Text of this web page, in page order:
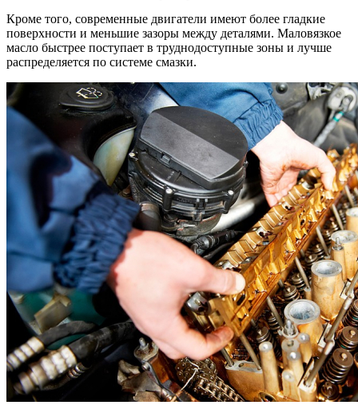
Кроме того, современные двигатели имеют более гладкие
поверхности и меньшие зазоры между деталями. Маловязкое
масло быстрее поступает в труднодоступные зоны и лучше
распределяется по системе смазки.